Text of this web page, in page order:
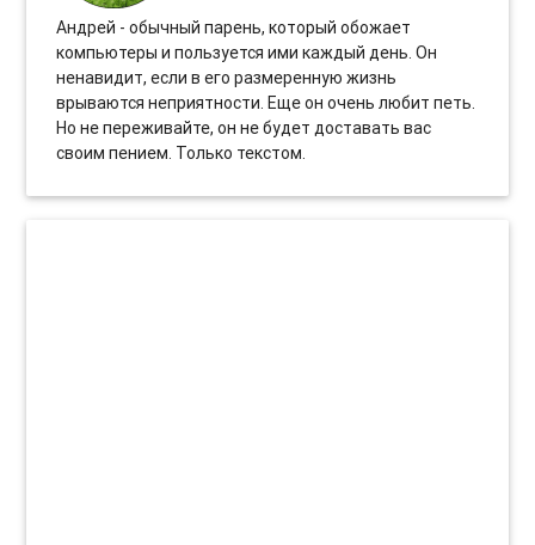
Андрей - обычный парень, который обожает
компьютеры и пользуется ими каждый день. Он
ненавидит, если в его размеренную жизнь
врываются неприятности. Еще он очень любит петь.
Но не переживайте, он не будет доставать вас
своим пением. Только текстом.